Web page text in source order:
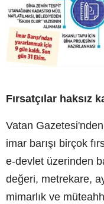
Fırsatçılar haksız
Vatan
imar barışı birçok
e-devlet üzerinden
değeri, metrekare,
mimarlık ve